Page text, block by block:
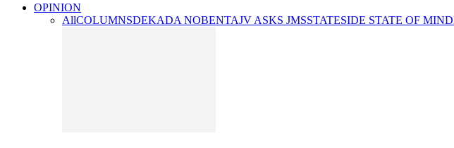
OPINION
AllCOLUMNSDEKADA NOBENTAJV ASKS JMSSTATESIDE STATE OF MIND